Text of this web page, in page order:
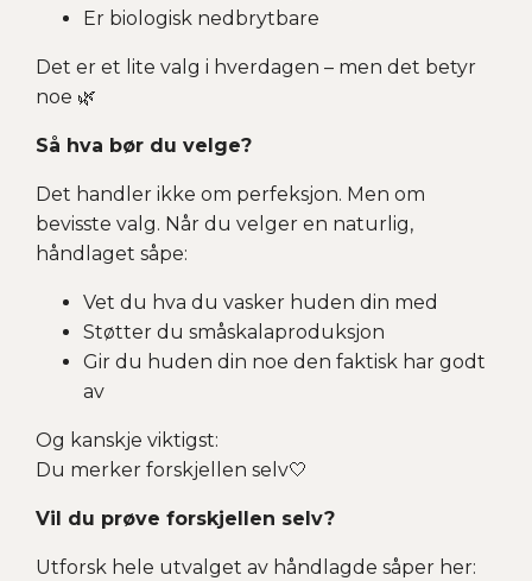
Er biologisk nedbrytbare
Det er et lite valg i hverdagen – men det betyr
noe 🌿
Så hva bør du velge?
Det handler ikke om perfeksjon. Men om
bevisste valg. Når du velger en naturlig,
håndlaget såpe:
Vet du hva du vasker huden din med
Støtter du småskalaproduksjon
Gir du huden din noe den faktisk har godt
av
Og kanskje viktigst:
Du merker forskjellen selv🤍
Vil du prøve forskjellen selv?
Utforsk hele utvalget av håndlagde såper her: